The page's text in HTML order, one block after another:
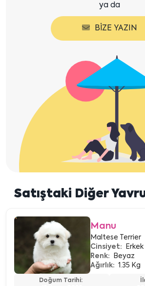
ya da
BIZE YAZIN
Satıştaki Diğer
Manu
Maltese Terrier
Cinsiyet:
Erkek
Renk:
Beyaz
Ağırlık: 1.35 Kg
Doğum Tarihi: